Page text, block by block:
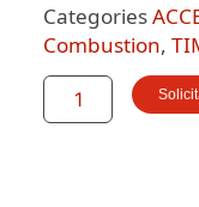
Categories
Combustion,
ST7800A1054
CANTIDAD